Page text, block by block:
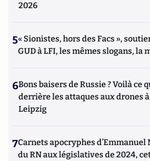
2026
5« Sionistes, hors des Facs »,
GUD à LFI, les mêmes slogans, la
6Bons baisers de Russie ? Voilà ce
derrière les attaques aux drones
Leipzig
7Carnets apocryphes d’Emmanuel
du RN aux législatives de 2024,